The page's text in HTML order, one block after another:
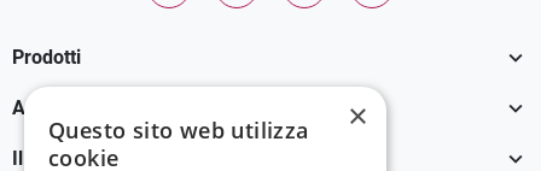
FacebookYouTube InstagramTikTok
Prodotti 
Assistenza Clienti 
Il tuo account 
×
Questo sito web utilizza
cookie